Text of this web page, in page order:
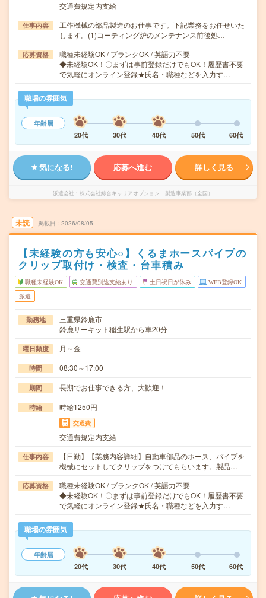
交通費規定内支給
仕事内容
工作機械の部品製造のお仕事です。下記業務をお任せいた
します。(1)コーティング炉のメンテナンス前後処…
応募資格
職種未経験OK / ブランクOK / 英語力不要
◆未経験OK！〇まずは事前登録だけでもOK！履歴書不要
で気軽にオンライン登録★氏名・職種などを入力す…
職場の雰囲気
年齢層
20代
30代 40代 50代 60代
気になる! 応募へ進む 詳しく見る
派遣会社 株式会社綜合キャリアオプション 製造事業部（全国）
未読 掲載日 2026/08/05
【未経験の方も安心○】くるまホースパイプの
クリップ取付け・検査・台車積み
職種未経験OK 交通費別途支給あり 土日祝日が休み WEB登録OK
派遣
勤務地
三重県鈴鹿市
鈴鹿サーキット稲生駅から車20分
曜日頻度 月～金
時間 08:30～17:00
期間 長期でお仕事できる方、大歓迎！
時給 時給1250円
交通費
交通費規定内支給
仕事内容
【日勤】【業務内容詳細】自動車部品のホース、パイプを
機械にセットしてクリップをつけてもらいます。製品…
応募資格
職種未経験OK / ブランクOK / 英語力不要
◆未経験OK！〇まずは事前登録だけでもOK！履歴書不要
で気軽にオンライン登録★氏名・職種などを入力す…
職場の雰囲気
年齢層
20代
30代 40代 50代 60代